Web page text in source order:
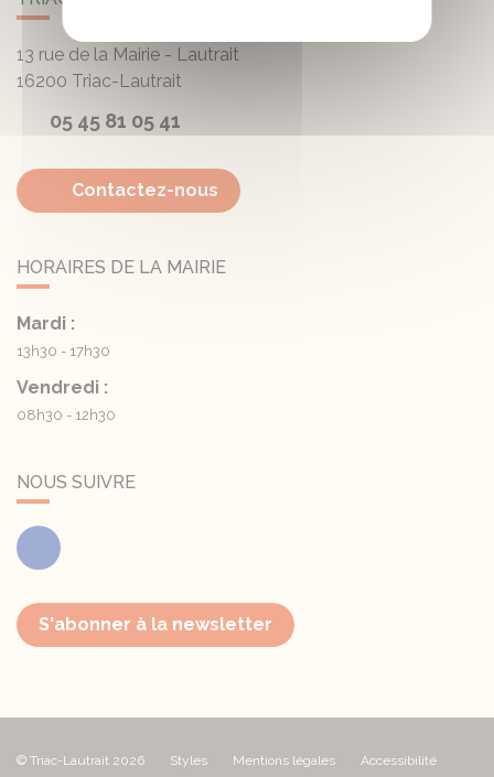
13 rue de la Mairie - Lautrait
16200 Triac-Lautrait
05 45 81 05 41
Contactez-nous
HORAIRES DE LA MAIRIE
Mardi :
13h30 - 17h30
Vendredi :
08h30 - 12h30
NOUS SUIVRE
Facebook
S'abonner à la newsletter
© Triac-Lautrait 2026 Styles Mentions légales Accessibilité